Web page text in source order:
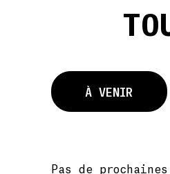
À VENIR
Pas de